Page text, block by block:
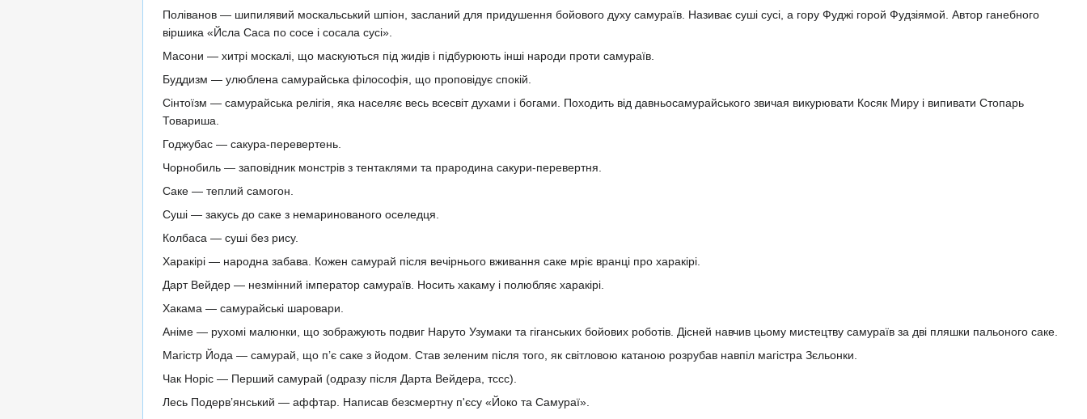
Поліванов — шипилявий москальський шпіон, засланий для придушення бойового духу самураїв. Називає суші сусі, а гору Фуджі горой Фудзіямой. Автор ганебного
віршика «Йсла Саса по сосе і сосала сусі».
Масони — хитрі москалі, що маскуються під жидів і підбурюють інші народи проти самураїв.
Буддизм — улюблена самурайська філософія, що проповідує спокiй.
Сінтоїзм — самурайська релігія, яка населяє весь всесвіт духами і богами. Походить від давньосамурайського звичая викурювати Косяк Миру і випивати Стопарь
Товариша.
Годжубас — сакура-перевертень.
Чорнобиль — заповідник монстрів з тентаклями та прародина сакури-перевертня.
Саке — теплий самогон.
Суші — закусь до саке з немаринованого оселедця.
Колбаса — суші без рису.
Харакірі — народна забава. Кожен самурай після вечірнього вживання саке мріє вранці про харакірі.
Дарт Вейдер — незмінний імператор самураїв. Носить хакаму і полюбляє харакірі.
Хакама — самурайські шаровари.
Аніме — рухомі малюнки, що зображують подвиг Наруто Узумаки та гіганських бойових роботів. Дісней навчив цьому мистецтву самураїв за дві пляшки пальоного саке.
Магістр Йода — самурай, що п’є саке з йодом. Став зеленим після того, як світловою катаною розрубав навпіл магістра Зєльонки.
Чак Норіс — Перший самурай (одразу після Дарта Вейдера, тссс).
Лесь Подерв’янський — аффтар. Написав безсмертну п'єсу «Йоко та Самураї».